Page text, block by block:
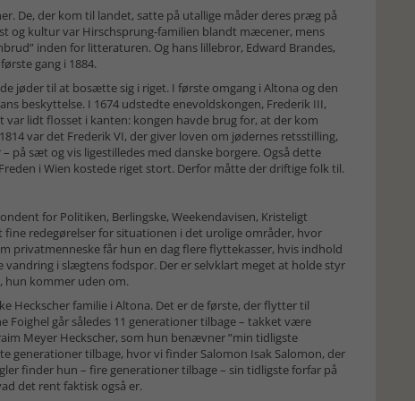
De, der kom til landet, satte på utallige måder deres præg på
og kultur var Hirschsprung-familien blandt mæcener, mens
inden for litteraturen. Og hans lillebror, Edward Brandes,
gang i 1884.
jøder til at bosætte sig i riget. I første omgang i Altona og den
beskyttelse. I 1674 udstedte enevoldskongen, Frederik III,
lidt flosset i kanten: kongen havde brug for, at der kom
var det Frederik VI, der giver loven om jødernes retsstilling,
på sæt og vis ligestilledes med danske borgere. Også dette
i Wien kostede riget stort. Derfor måtte der driftige folk til.
for Politiken, Berlingske, Weekendavisen, Kristeligt
fine redegørelser for situationen i det urolige områder, hvor
privatmenneske får hun en dag flere flyttekasser, hvis indhold
i slægtens fodspor. Der er selvklart meget at holde styr
hun kommer uden om.
Heckscher familie i Altona. Det er de første, der flytter til
Foighel går således 11 generationer tilbage – takket være
Meyer Heckscher, som hun benævner ”min tidligste
generationer tilbage, hvor vi finder Salomon Isak Salomon, der
finder hun – fire generationer tilbage – sin tidligste forfar på
det rent faktisk også er.